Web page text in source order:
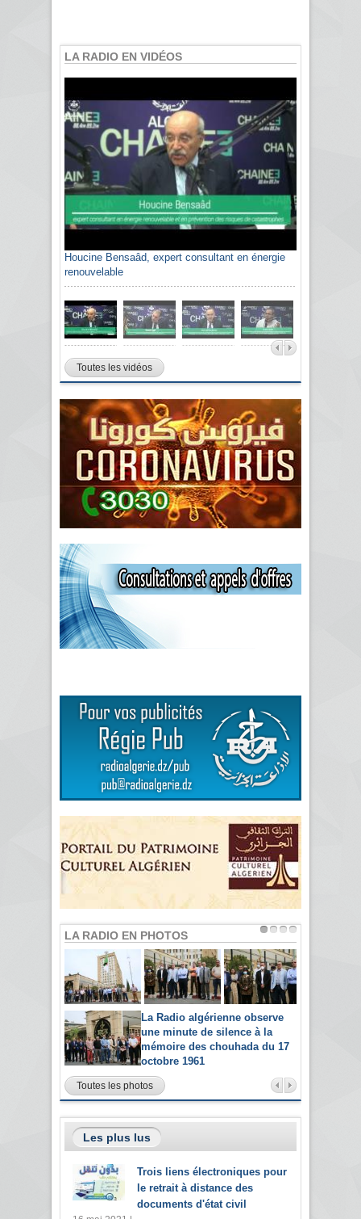
LA RADIO EN VIDÉOS
Houcine Bensaâd, expert consultant en énergie
renouvelable
Toutes les vidéos
LA RADIO EN PHOTOS
La Radio algérienne observe
une minute de silence à la
mémoire des chouhada du 17
octobre 1961
Toutes les photos
Les plus lus
Trois liens électroniques pour
le retrait à distance des
documents d'état civil